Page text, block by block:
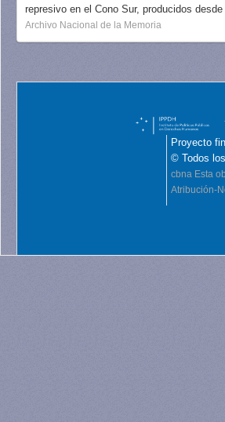
represivo en el Cono Sur, producidos desde
Archivo Nacional de la Memoria
Proyecto
© Todos
cbna Esta
Atribución-